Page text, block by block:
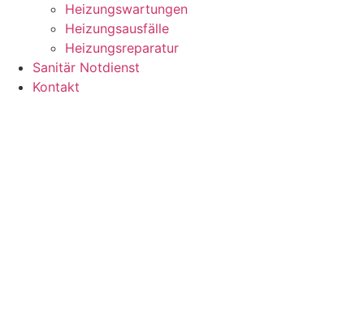
Heizungswartungen
Heizungsausfälle
Heizungsreparatur
Sanitär Notdienst
Kontakt